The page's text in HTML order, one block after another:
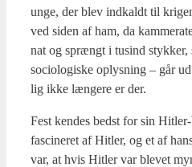
unge, der blev ind­kaldt til
ved siden af ham, da
nat og sprængt i tusind styk­ker,
socio­lo­gi­ske oplys­ning – går
lig ikke læn­ge­re er der.
Fest ken­des bedst for sin
fasci­ne­ret af Hit­ler, og et af
var, at hvis Hit­ler var ble­vet